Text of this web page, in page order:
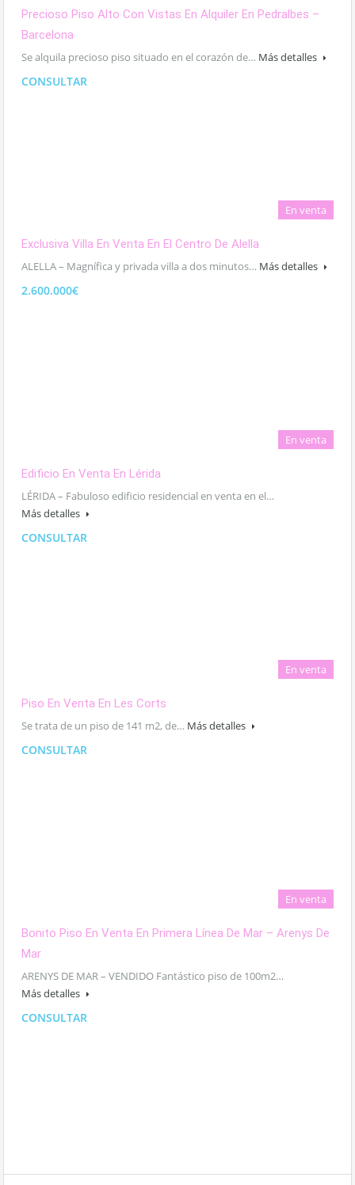
Precioso Piso Alto Con Vistas En Alquiler En Pedralbes –
Barcelona
Se alquila precioso piso situado en el corazón de… Más detalles
CONSULTAR
En venta
Exclusiva Villa En Venta En El Centro De Alella
ALELLA – Magnífica y privada villa a dos minutos… Más detalles
2.600.000€
En venta
Edificio En Venta En Lérida
LÉRIDA – Fabuloso edificio residencial en venta en el…
Más detalles
CONSULTAR
En venta
Piso En Venta En Les Corts
Se trata de un piso de 141 m2, de… Más detalles
CONSULTAR
En venta
Bonito Piso En Venta En Primera Línea De Mar – Arenys De
Mar
ARENYS DE MAR – VENDIDO Fantástico piso de 100m2…
Más detalles
CONSULTAR